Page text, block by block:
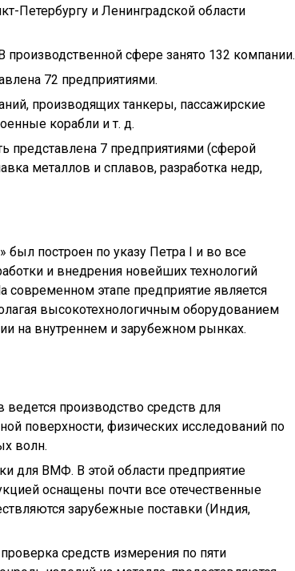
Петербургу и Ленинградской области
производственной сфере занято 132 компании.
72 предприятиями.
производящих танкеры, пассажирские
корабли и т. д.
представлена 7 предприятиями (сферой
металлов и сплавов, разработка недр,
построен по указу Петра I и во все
и внедрения новейших технологий
этапе предприятие является
высокотехнологичным оборудованием
на внутреннем и зарубежном рынках.
производство средств для
поверхности, физических исследований по
волн.
для ВМФ. В этой области предприятие
оснащены почти все отечественные
зарубежные поставки (Индия,
средств измерения по пяти